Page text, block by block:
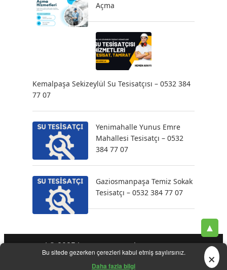
Açma
Kemalpaşa Sekizeylül Su Tesisatçısı – 0532 384
77 07
Yenimahalle Yunus Emre
Mahallesi Tesisatçı – 0532
384 77 07
Gaziosmanpaşa Temiz Sokak
Tesisatçı – 0532 384 77 07
Bu sitede gezerken çerezleri kabul etmiş sayılırsınız.
Daha fazla bilgi ×
▲
| © 2025 |- - - Klozet
Su Kaçak Tespiti-Su Tesisatçı-Su Tesisat Hizmetleri-
Tıkanıklık Açma-Yeni Tesisat Hizmetleri